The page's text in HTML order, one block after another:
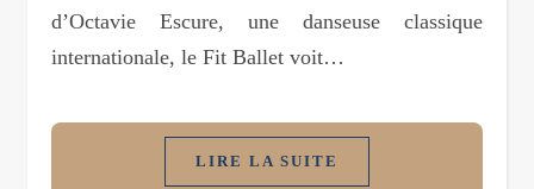
d’Octavie Escure, une danseuse classique
internationale, le Fit Ballet voit…
LIRE LA SUITE